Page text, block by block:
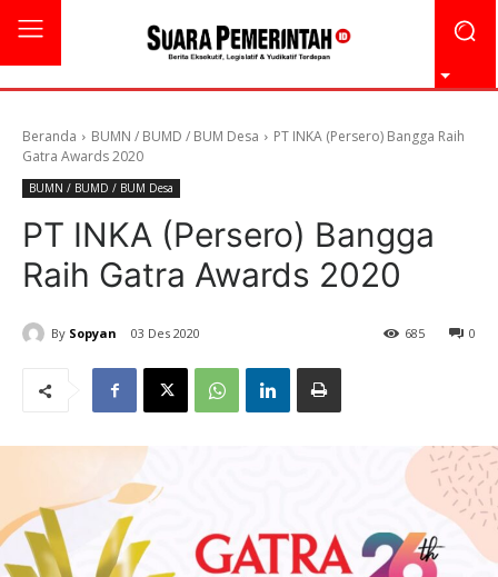
Beranda BUMN / BUMD / BUM Desa
PT INKA (Persero) Bangga Raih
Gatra Awards 2020
BUMN / BUMD / BUM Desa
PT INKA (Persero) Bangga
Raih Gatra Awards 2020
By Sopyan 03 Des 2020 0
685